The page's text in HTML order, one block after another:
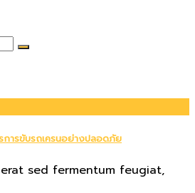
ารขับรถเครนอย่างปลอดภัย
sed fermentum feugiat,